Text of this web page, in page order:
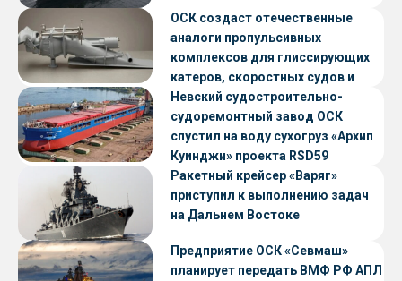
ОСК создаст отечественные
аналоги пропульсивных
комплексов для глиссирующих
катеров, скоростных судов и
судов с малой осадкой
Невский судостроительно-
судоремонтный завод ОСК
спустил на воду сухогруз «Архип
Куинджи» проекта RSD59
Ракетный крейсер «Варяг»
приступил к выполнению задач
на Дальнем Востоке
Предприятие ОСК «Севмаш»
планирует передать ВМФ РФ АПЛ